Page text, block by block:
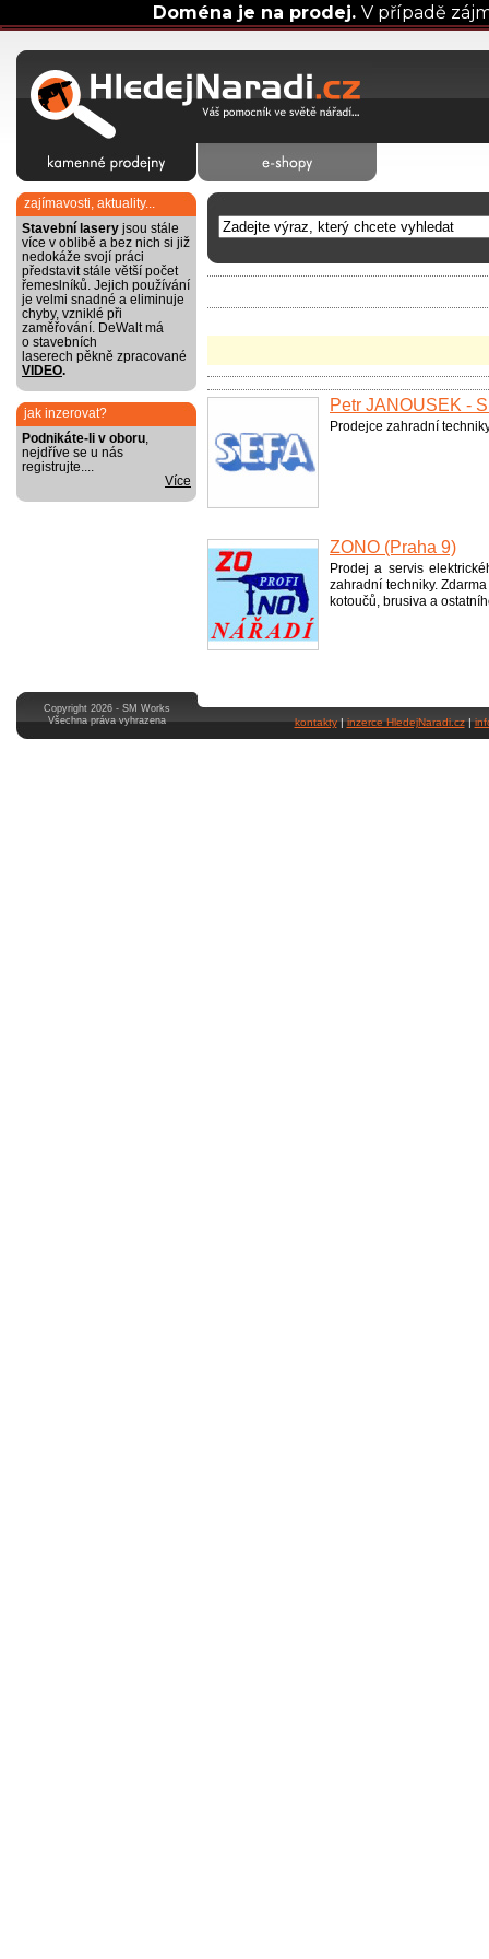
Doména je na prodej. V případě
zajímavosti, aktuality...
Stavební lasery jsou stále
více v oblibě a bez nich si již
nedokáže svojí práci
představit stále větší počet
řemeslníků. Jejich používání
je velmi snadné a eliminuje
chyby, vzniklé při
zaměřování. DeWalt má
o stavebních
laserech pěkně zpracované
VIDEO.
jak inzerovat?
Podnikáte-li v oboru,
nejdříve se u nás
registrujte....
Více
Petr JANOUŠEK -
Prodejce zahradní
ZONO (Praha 9)
Prodej a servis
zahradní techniky.
kotoučů, brusiva a
Copyright 2026 - SM Works
Všechna práva vyhrazena
kontakty|inzerce HledejNaradi.cz|